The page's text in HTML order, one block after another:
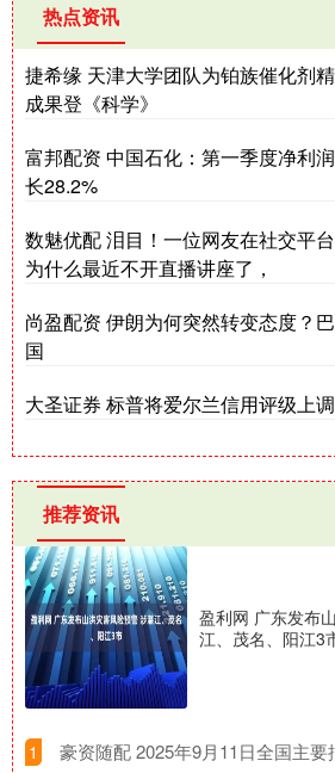
热点资讯
捷希缘 天津大学团队为铂族催化剂
成果登《科学》
富邦配资 中国石化：第一季度净利
长28.2%
数魅优配 泪目！一位网友在社交平
为什么最近不开直播讲座了，
尚盈配资 伊朗为何突然转变态度？
国
大圣证券 标普将爱尔兰信用评级上
推荐资讯
盈利网 广东发布
江、茂名、阳江3
1 豪资随配 2025年9月11日全国主